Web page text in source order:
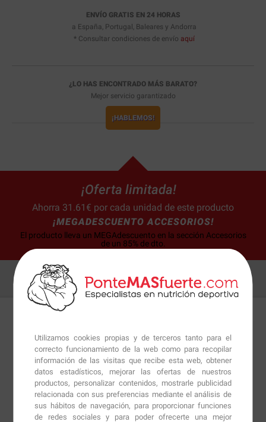
Utilizamos cookies propias y de terceros tanto para el
correcto funcionamiento de la web como para recopilar
información de las visitas que recibe esta web, obtener
datos estadísticos, mejorar las ofertas de nuestros
productos, personalizar contenidos, mostrarle publicidad
relacionada con sus preferencias mediante el análisis de
sus hábitos de navegación, para proporcionar funciones
de redes sociales y para poder ofrecerte una mejor
ENVÍO GRATIS EN 24 HORAS
a España, Portugal, Baleares y Andorra
* Consultar condiciones de envío aquí
¿LO HAS ENCONTRADO MÁS BARATO?
Mejor servicio garantizado
¡HABLEMOS!
¡Oferta limitada!
Ahorra 31.61€ por cada unidad de este producto
¡MEGADESCUENTO ACCESORIOS!
El producto lleva un MEGAdescuento en la sección Accesorios
de un 85% de dto.
LaCamiseta de manga largadeAesthetixes la
camiseta con la que podrás entrenar y vestir con un
estilo deportivo a la vez que elegante especialmente
pensada para aquellas épocas del año que no son tan